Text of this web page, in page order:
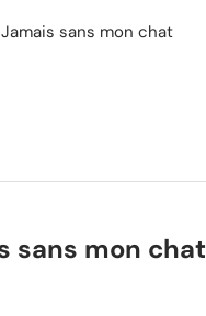
sans mon chat
sans mon chat